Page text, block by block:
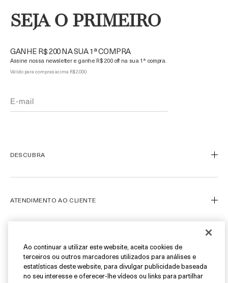
SEJA O PRIMEIRO
GANHE R$ 200 NA SUA 1ª COMPRA
Assine nossa newsletter e ganhe R$ 200 off na sua 1ª compra.
Válido para compras acima R$ 2.000.
DESCUBRA
Nossa Arte
Ofertas
ATENDIMENTO AO CLIENTE
Fale Conosco
Personal Shopper
Cancelamentos & Devoluções
SIGA-NOS
Instagram
Ao continuar a utilizar este website, aceita cookies de
terceiros ou outros marcadores utilizados para análises e
estatísticas deste website, para divulgar publicidade baseada
no seu interesse e oferecer-lhe vídeos ou links para partilhar